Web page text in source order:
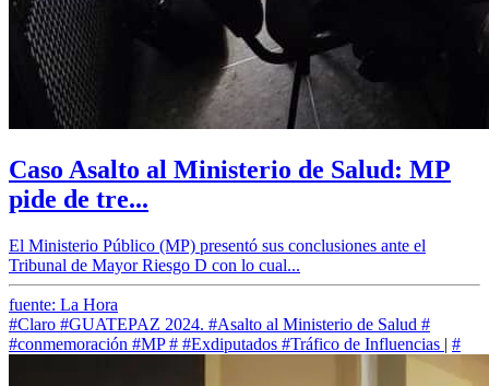
Caso Asalto al Ministerio de Salud: MP
pide de tre...
El Ministerio Público (MP) presentó sus conclusiones ante el
Tribunal de Mayor Riesgo D con lo cual...
fuente: La Hora
#Claro #GUATEPAZ 2024. #Asalto al Ministerio de Salud #
#conmemoración #MP # #Exdiputados #Tráfico de Influencias | #